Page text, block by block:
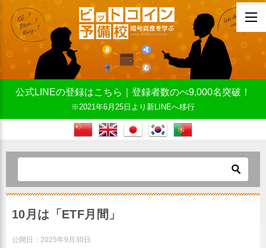
公式LINEの登録はこちら｜登録者数のべ9,000名突破！
※2021年6月25日より新LINEへ移行
10月は「ETF月間」
公開日： 2025年9月30日